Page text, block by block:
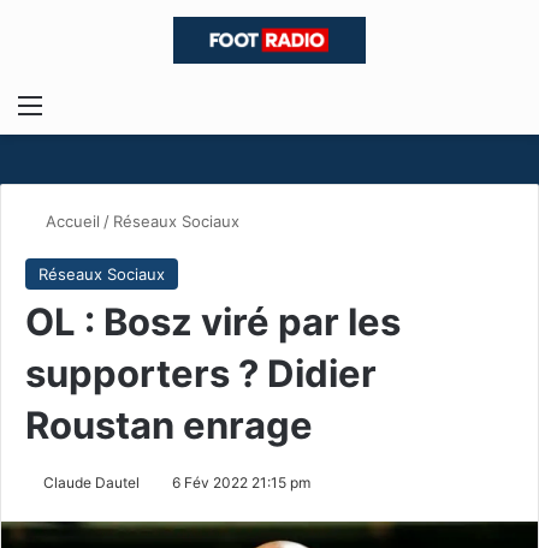
Menu
Accueil / Réseaux Sociaux
Réseaux Sociaux
OL : Bosz viré par les
supporters ? Didier
Roustan enrage
Claude Dautel 6 Fév 2022 21:15 pm